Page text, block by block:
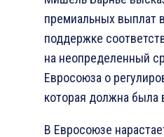
премиальных выплат
поддержке
на неопределенный
Евросоюза о
которая должна была
В Евросоюзе